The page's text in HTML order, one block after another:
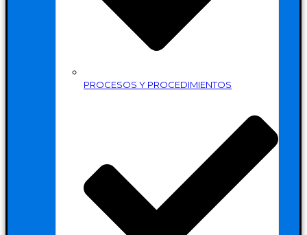
PROCESOS Y PROCEDIMIENTOS